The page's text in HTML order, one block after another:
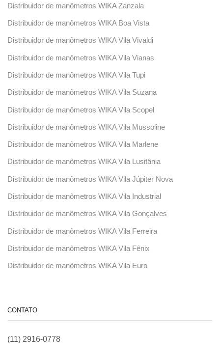
Distribuidor de manômetros WIKA Zanzala
Distribuidor de manômetros WIKA Boa Vista
Distribuidor de manômetros WIKA Vila Vivaldi
Distribuidor de manômetros WIKA Vila Vianas
Distribuidor de manômetros WIKA Vila Tupi
Distribuidor de manômetros WIKA Vila Suzana
Distribuidor de manômetros WIKA Vila Scopel
Distribuidor de manômetros WIKA Vila Mussoline
Distribuidor de manômetros WIKA Vila Marlene
Distribuidor de manômetros WIKA Vila Lusitânia
Distribuidor de manômetros WIKA Vila Júpiter Nova
Distribuidor de manômetros WIKA Vila Industrial
Distribuidor de manômetros WIKA Vila Gonçalves
Distribuidor de manômetros WIKA Vila Ferreira
Distribuidor de manômetros WIKA Vila Fênix
Distribuidor de manômetros WIKA Vila Euro
CONTATO
(11) 2916-0778